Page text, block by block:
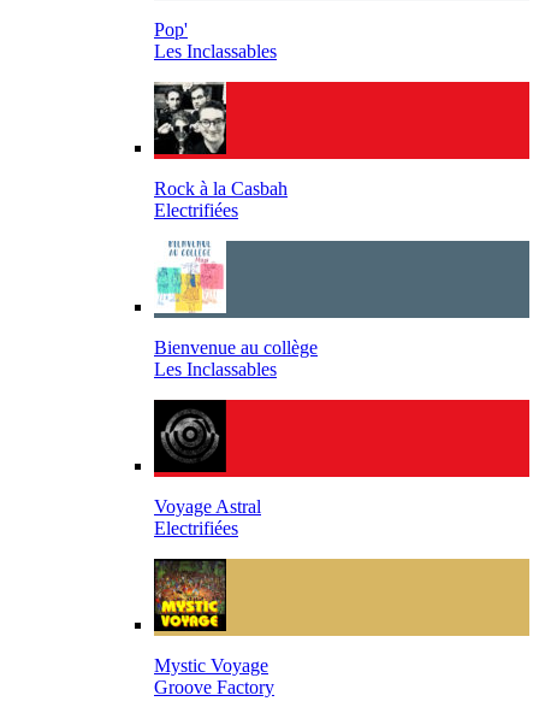
Pop'
Les Inclassables
Rock à la Casbah
Electrifiées
Bienvenue au collège
Les Inclassables
Voyage Astral
Electrifiées
Mystic Voyage
Groove Factory